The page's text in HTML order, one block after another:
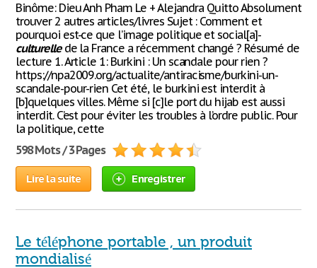
Binôme: Dieu Anh Pham Le + Alejandra Quitto Absolument
trouver 2 autres articles/livres Sujet : Comment et
pourquoi est-ce que l’image politique et social[a]-
culturellede la France a récemment changé ? Résumé de
lecture 1. Article 1: Burkini : Un scandale pour rien ?
https://npa2009.org/actualite/antiracisme/burkini-un-
scandale-pour-rien Cet été, le burkini est interdit à
[b]quelques villes. Même si [c]le port du hijab est aussi
interdit. C’est pour éviter les troubles à l’ordre public. Pour
la politique, cette
598 Mots / 3 Pages
Lire la suite Enregistrer
Le téléphone portable , un produit
mondialisé